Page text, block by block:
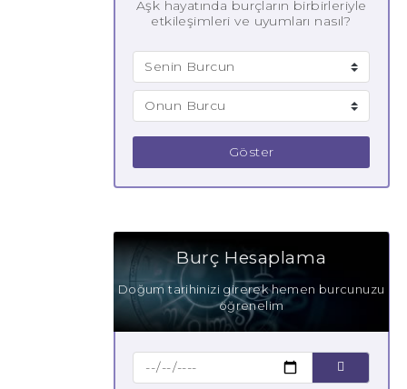
Aşk hayatında burçların birbirleriyle
etkileşimleri ve uyumları nasıl?
Göster
Burç Hesaplama
Doğum tarihinizi girerek hemen burcunuzu
öğrenelim